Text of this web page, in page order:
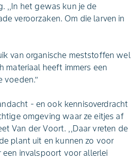
,,In het gewas kun je de
veroorzaken. Om die larven in
van organische meststoffen wel
materiaal heeft immers een
- en ook kennisoverdracht
omgeving waar ze eitjes af
Van der Voort. ,,Daar vreten de
plant uit en kunnen zo voor
een invalspoort voor allerlei